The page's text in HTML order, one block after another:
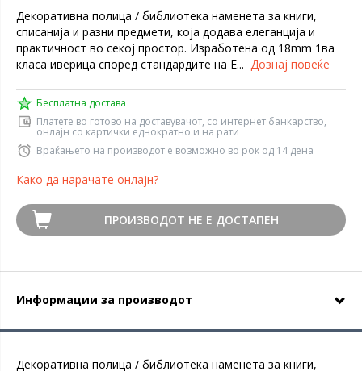
Декоративна полица / библиотека наменета за книги,
списанија и разни предмети, која додава елеганција и
практичност во секој простор. Изработена од 18mm 1ва
класа иверица според стандардите на Е... Дознај повеќе
Бесплатна достава
Платете во готово на доставувачот, со интернет банкарство,
онлајн со картички еднократно и на рати
Враќањето на производот е возможно во рок од 14 дена
Како да нарачате онлајн?
ПРОИЗВОДОТ НЕ Е ДОСТАПЕН
Информации за производот
Декоративна полица / библиотека наменета за книги,